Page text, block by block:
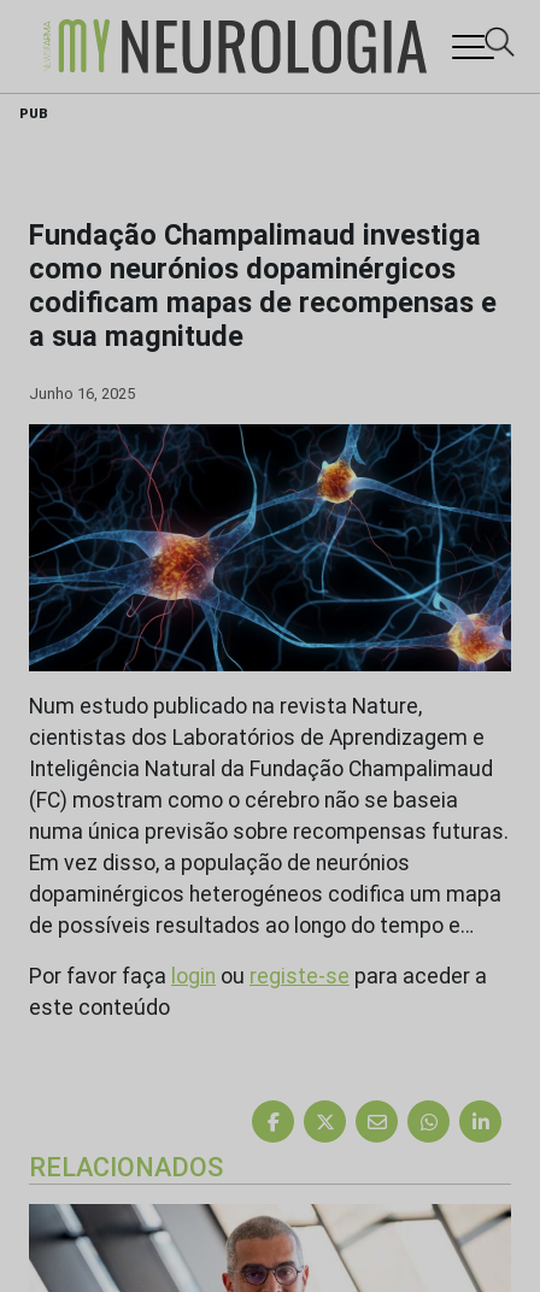
Skip
PUB
Fundação Champalimaud investiga
como neurónios dopaminérgicos
codificam mapas de recompensas e
a sua magnitude
Junho 16, 2025
Num estudo publicado na revista Nature,
cientistas dos Laboratórios de Aprendizagem e
Inteligência Natural da Fundação Champalimaud
(FC) mostram como o cérebro não se baseia
numa única previsão sobre recompensas futuras.
Em vez disso, a população de neurónios
dopaminérgicos heterogéneos codifica um mapa
de possíveis resultados ao longo do tempo e…
Por favor faça login ou registe-se para aceder a
este conteúdo
RELACIONADOS